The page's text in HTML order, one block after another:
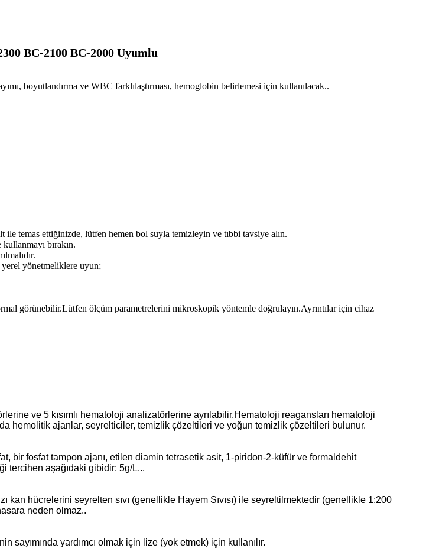
BC-2100 BC-2000 Uyumlu
boyutlandırma ve WBC farklılaştırması, hemoglobin belirlemesi için kullanılacak..
temas ettiğinizde, lütfen hemen bol suyla temizleyin ve tıbbi tavsiye alın.
bırakın.
yerel yönetmeliklere uyun;
görünebilir.Lütfen ölçüm parametrelerini mikroskopik yöntemle doğrulayın.Ayrıntılar için cihaz
ve 5 kısımlı hematoloji analizatörlerine ayrılabilir.Hematoloji reagansları hematoloji
hemolitik ajanlar, seyrelticiler, temizlik çözeltileri ve yoğun temizlik çözeltileri bulunur.
bir fosfat tampon ajanı, etilen diamin tetrasetik asit, 1-piridon-2-küfür ve formaldehit
tercihen aşağıdaki gibidir: 5g/L...
kan hücrelerini seyrelten sıvı (genellikle Hayem Sıvısı) ile seyreltilmektedir (genellikle 1:200
neden olmaz..
sayımında yardımcı olmak için lize (yok etmek) için kullanılır.